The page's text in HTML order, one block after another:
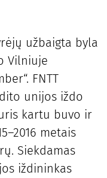
užbaigta byla
Vilniuje
FNTT
unijos iždo
kartu buvo ir
metais
Siekdamas
iždininkas